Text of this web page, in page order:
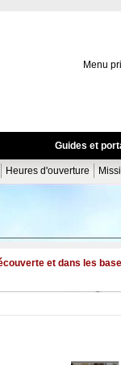
Menu
Guides et
Heures d'ouverture
et dans les